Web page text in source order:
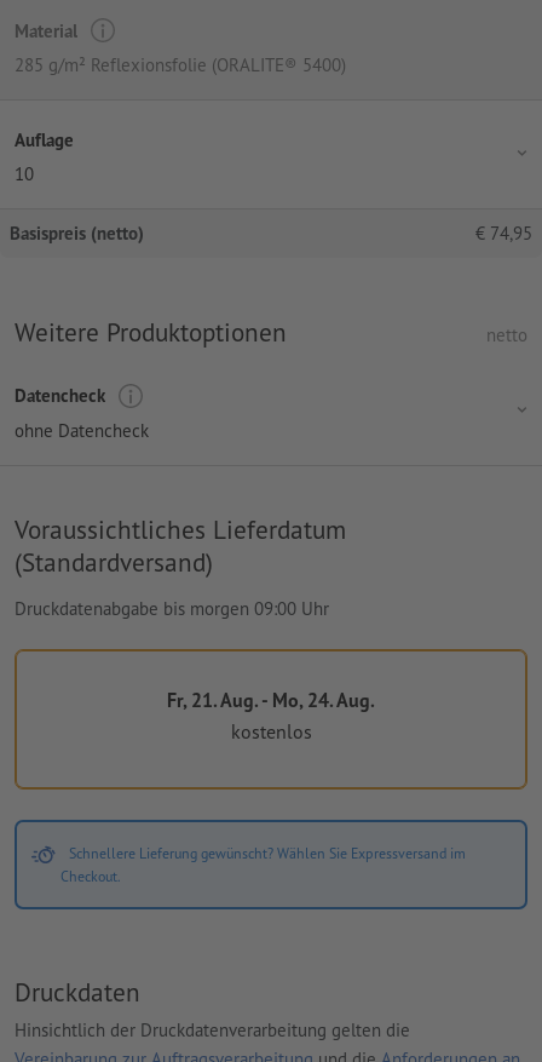
Material
285 g/m² Reflexionsfolie (ORALITE® 5400)
Auflage
10
Basispreis (netto) € 74,95
Weitere Produktoptionen netto
Datencheck
ohne Datencheck
Voraussichtliches Lieferdatum
(Standardversand)
Druckdatenabgabe bis morgen 09:00 Uhr
Fr, 21. Aug. - Mo, 24. Aug.
kostenlos
Schnellere Lieferung gewünscht? Wählen Sie Expressversand im
Checkout.
Druckdaten
Hinsichtlich der Druckdatenverarbeitung gelten die